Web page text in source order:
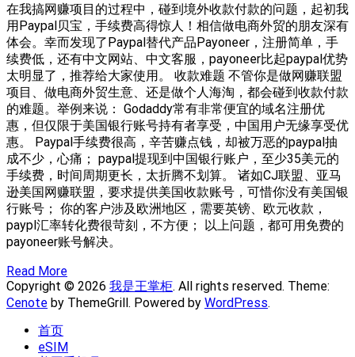
在我搞网赚项目的过程中，碰到境外收款付款的问题，起初我
用Paypal贝宝，手续费高得惊人！相信做电商外贸的朋友深有
体会。幸而发现了Paypal替代产品Payoneer，注册简单，手
续费低，还有中文网站、中文客服，payoneer比起paypal优势
太明显了，推荐给大家使用。 收款难题 不管你是做网赚联盟
项目、做电商外贸生意、还是做个人海淘，都会碰到收款付款
的难题。举例来说： Godaddy常有非常便宜的域名注册优
惠，但仅限于美国银行账号持有者享受，中国用户无缘享受优
惠。 Paypal手续费很高，辛苦赚点钱，却被万恶的paypal抽
成不少，心痛； paypal提现到中国银行账户，至少35美元的
手续费，时间周期更长，太折腾不划算。 诸如CJ联盟、亚马
逊美国网赚联盟，要求提供美国收款账号，可惜你没有美国银
行账号； 你的客户涉及欧洲地区，需要英镑、欧元收款，
paypl汇率转化费很苛刻，不方便； 以上问题，都可用免费的
payoneer账号解决。
Read More
Copyright © 2026 我是王掌柜. All rights reserved. Theme:
Cenote by ThemeGrill. Powered by WordPress.
首页
eSIM